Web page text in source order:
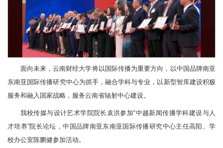
面向未来，云南财经大学将以国际传播为重要方向，以中国品牌南亚
东南亚国际传播研究中心为抓手，融合学科与专业，以新型智库建设积极
服务和融入国家战略，服务云南省辐射中心建设。
我校传媒与设计艺术学院院长袁洪参加“中越新闻传播学科建设与人
才培养”院长论坛，中国品牌南亚东南亚国际传播研究中心主任高阳、学
校办公室陈鹏健参加活动。